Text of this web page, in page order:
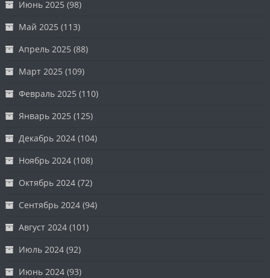
Июнь 2025 (98)
Май 2025 (113)
Апрель 2025 (88)
Март 2025 (109)
Февраль 2025 (110)
Январь 2025 (125)
Декабрь 2024 (104)
Ноябрь 2024 (108)
Октябрь 2024 (72)
Сентябрь 2024 (94)
Август 2024 (101)
Июль 2024 (92)
Июнь 2024 (93)